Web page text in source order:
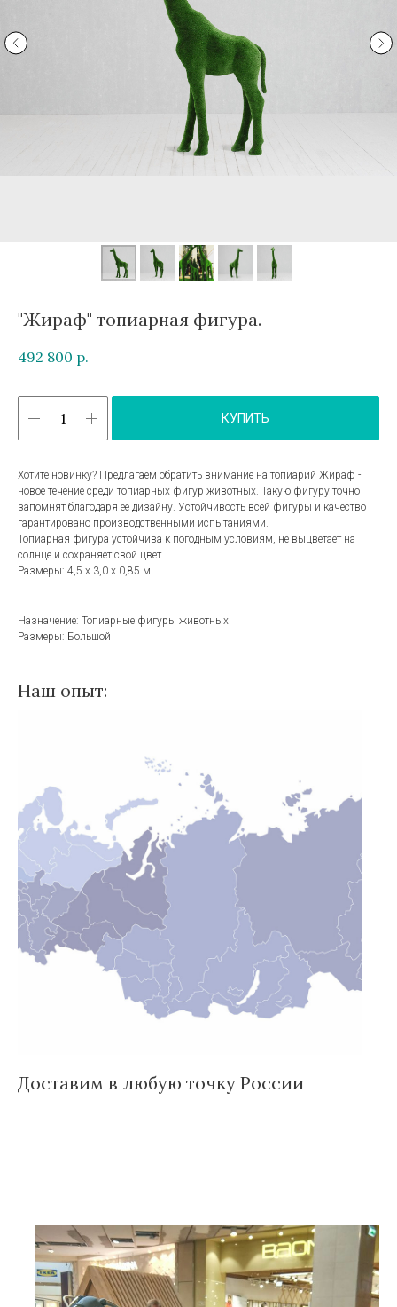
"Жираф" топиарная фигура.
492 800 р.
КУПИТЬ
Хотите новинку? Предлагаем обратить внимание на топиарий Жираф -
новое течение среди топиарных фигур животных. Такую фигуру точно
запомнят благодаря ее дизайну. Устойчивость всей фигуры и качество
гарантировано производственными испытаниями.
Топиарная фигура устойчива к погодным условиям, не выцветает на
солнце и сохраняет свой цвет.
Размеры: 4,5 х 3,0 х 0,85 м.
Назначение: Топиарные фигуры животных
Размеры: Большой
Наш опыт:
Доставим в любую точку России